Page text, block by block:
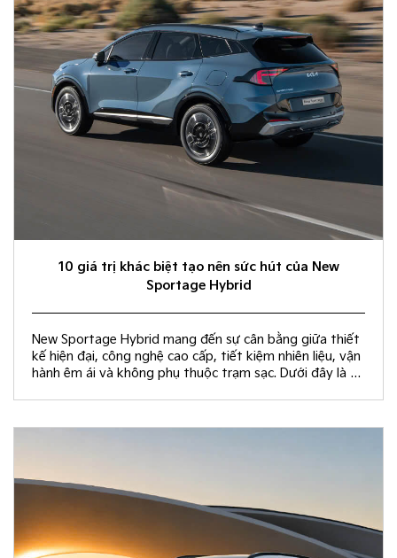
10 giá trị khác biệt tạo nên sức hút của New
Sportage Hybrid
New Sportage Hybrid mang đến sự cân bằng giữa thiết
kế hiện đại, công nghệ cao cấp, tiết kiệm nhiên liệu, vận
hành êm ái và không phụ thuộc trạm sạc. Dưới đây là 10